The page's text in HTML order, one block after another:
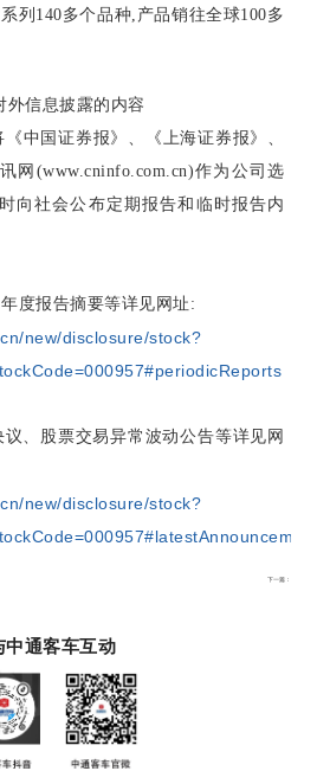
列140多个品种,产品销往全球100多
外信息披露的内容
中国证券报》、《上海证券报》、
网(www.cninfo.com.cn)作为公司选
向社会公布定期报告和临时报告内
度报告摘要等详见网址:
new/disclosure/stock?
、股票交易异常波动公告等详见网
new/disclosure/stock?
下一篇：
中通客车互动